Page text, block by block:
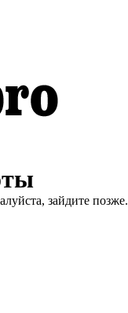
зайдите позже.